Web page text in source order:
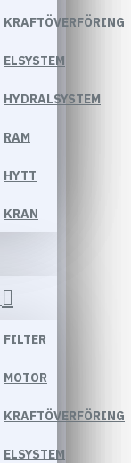
KRAFTÖVERFÖRING
ELSYSTEM
HYDRALSYSTEM
RAM
HYTT
KRAN
FILTER
MOTOR
KRAFTÖVERFÖRING
ELSYSTEM